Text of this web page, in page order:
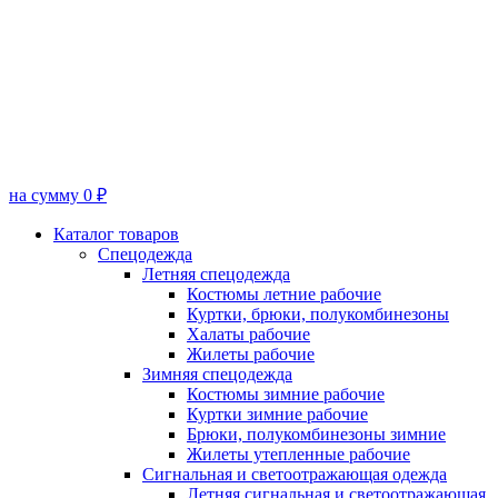
на сумму 0 ₽
Каталог товаров
Спецодежда
Летняя спецодежда
Костюмы летние рабочие
Куртки, брюки, полукомбинезоны
Халаты рабочие
Жилеты рабочие
Зимняя спецодежда
Костюмы зимние рабочие
Куртки зимние рабочие
Брюки, полукомбинезоны зимние
Жилеты утепленные рабочие
Сигнальная и светоотражающая одежда
Летняя сигнальная и светоотражающая